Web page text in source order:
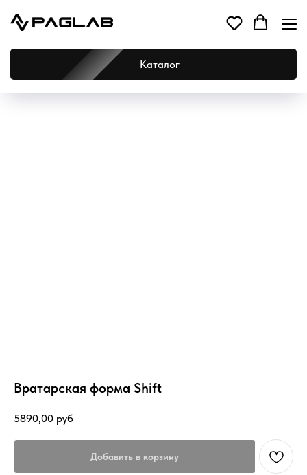
Каталог
Вратарская форма Shift
5890,00 руб
Добавить в корзину